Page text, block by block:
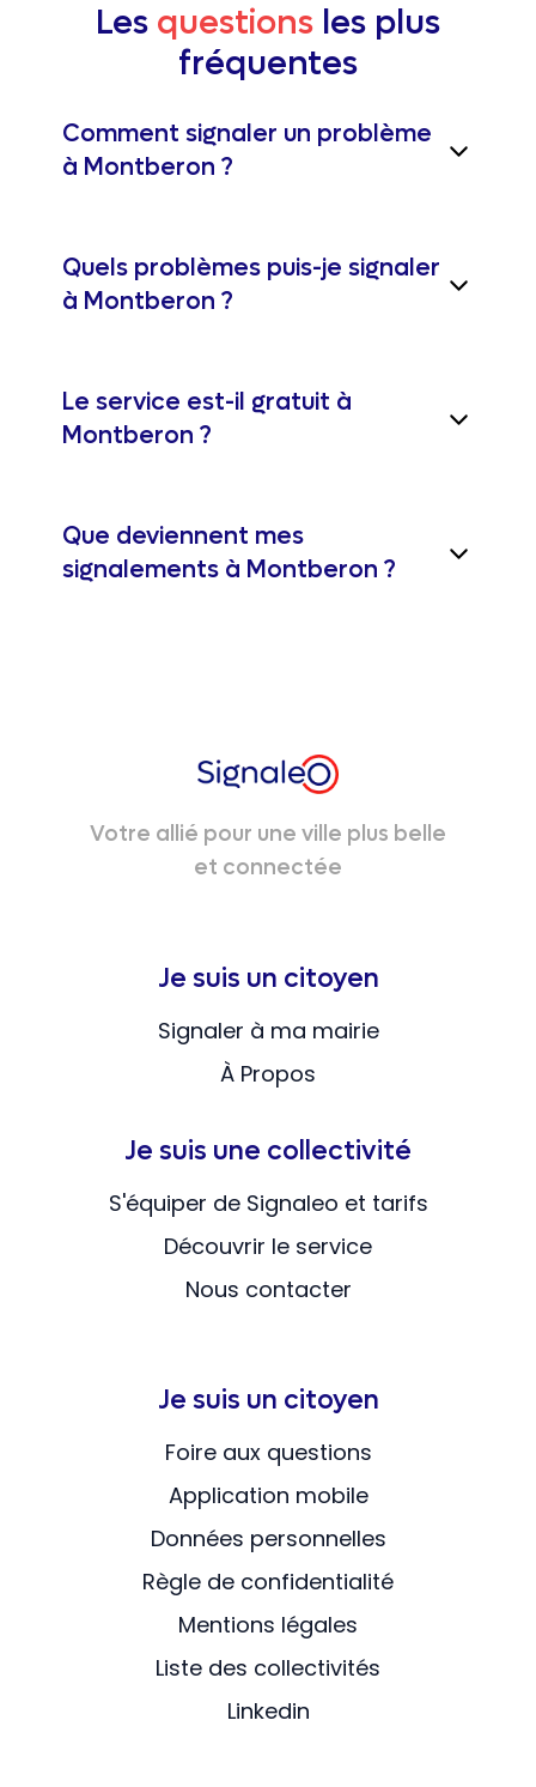
Les questions les plus
fréquentes
Comment signaler un problème
à Montberon ?
Quels problèmes puis-je signaler
à Montberon ?
Le service est-il gratuit à
Montberon ?
Que deviennent mes
signalements à Montberon ?
Votre allié pour une ville plus belle
et connectée
Je suis un citoyen
Signaler à ma mairie
À Propos
Je suis une collectivité
S'équiper de Signaleo et tarifs
Découvrir le service
Nous contacter
Je suis un citoyen
Foire aux questions
Application mobile
Données personnelles
Règle de confidentialité
Mentions légales
Liste des collectivités
Linkedin